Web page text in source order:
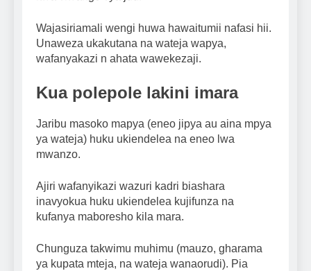
Wajasiriamali wengi huwa hawaitumii nafasi hii.
Unaweza ukakutana na wateja wapya,
wafanyakazi n ahata wawekezaji.
Kua polepole lakini imara
Jaribu masoko mapya (eneo jipya au aina mpya
ya wateja) huku ukiendelea na eneo lwa
mwanzo.
Ajiri wafanyikazi wazuri kadri biashara
inavyokua huku ukiendelea kujifunza na
kufanya maboresho kila mara.
Chunguza takwimu muhimu (mauzo, gharama
ya kupata mteja, na wateja wanaorudi). Pia